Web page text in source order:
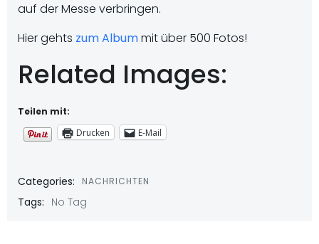
auf der Messe verbringen.
Hier gehts zum Albummit über 500 Fotos!
Related Images:
Teilen mit:
Drucken
E-Mail
Categories: NACHRICHTEN
Tags: No Tag